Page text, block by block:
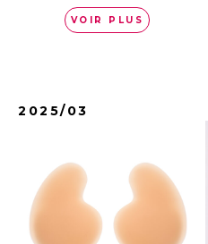
VOIR PLUS
2025/03